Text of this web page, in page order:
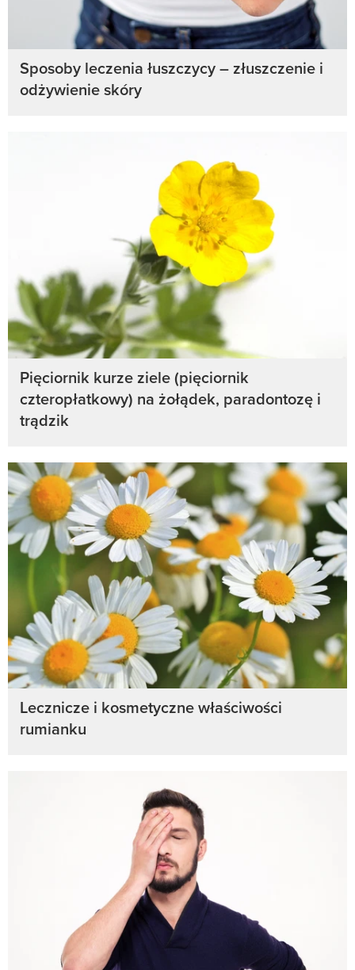
Sposoby leczenia łuszczycy – złuszczenie i
odżywienie skóry
Pięciornik kurze ziele (pięciornik
czteropłatkowy) na żołądek, paradontozę i
trądzik
Lecznicze i kosmetyczne właściwości
rumianku